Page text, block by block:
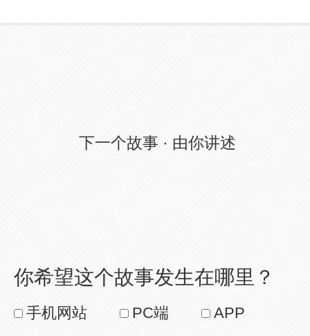
下一个故事 · 由
下一个故事 · 由你讲述
你希望这个故事发生在哪里？
手机网站 PC端
APP